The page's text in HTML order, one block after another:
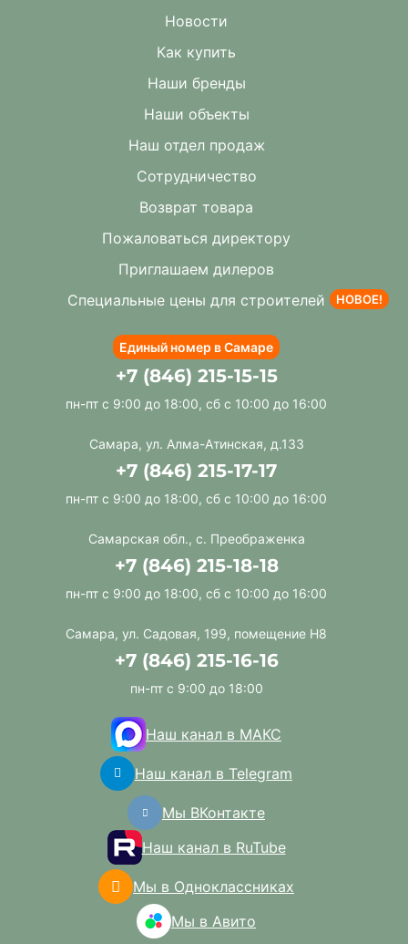
Новости
Как купить
Наши бренды
Наши объекты
Наш отдел продаж
Сотрудничество
Возврат товара
Пожаловаться директору
Приглашаем дилеров
Специальные цены для строителей
НОВОЕ!
Единый номер в Самаре
+7 (846) 215-15-15
пн-пт с 9:00 до 18:00, сб с 10:00 до 16:00
Самара, ул. Алма-Атинская, д.133
+7 (846) 215-17-17
пн-пт с 9:00 до 18:00, сб с 10:00 до 16:00
Самарская обл., с. Преображенка
+7 (846) 215-18-18
пн-пт с 9:00 до 18:00, сб с 10:00 до 16:00
Самара, ул. Садовая, 199, помещение Н8
+7 (846) 215-16-16
пн-пт с 9:00 до 18:00
Наш канал в МАКС
Наш канал в Telegram
Мы ВКонтакте
Наш канал в RuTube
Мы в Одноклассниках
Мы в Авито